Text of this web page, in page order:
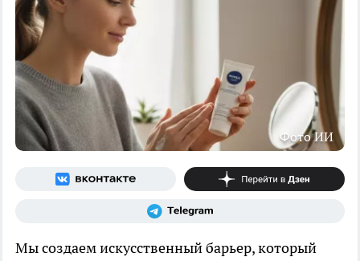
Фото ИИ
Мы создаем искусственный барьер, который